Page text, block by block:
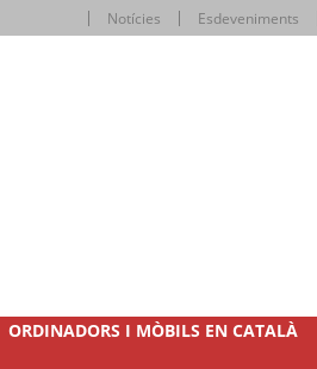
Notícies Esdeveniments
ORDINADORS I MÒBILS EN CATALÀ